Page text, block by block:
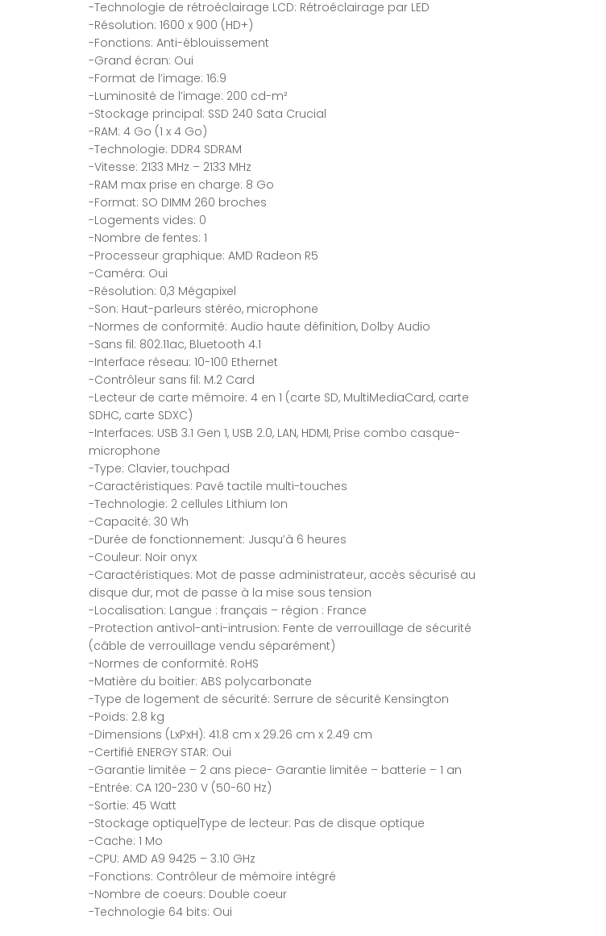
-Technologie de rétroéclairage LCD: Rétroéclairage par LED
-Résolution: 1600 x 900 (HD+)
-Fonctions: Anti-éblouissement
-Grand écran: Oui
-Format de l’image: 16:9
-Luminosité de l’image: 200 cd-m²
-Stockage principal: SSD 240 Sata Crucial
-RAM: 4 Go (1 x 4 Go)
-Technologie: DDR4 SDRAM
-Vitesse: 2133 MHz – 2133 MHz
-RAM max prise en charge: 8 Go
-Format: SO DIMM 260 broches
-Logements vides: 0
-Nombre de fentes: 1
-Processeur graphique: AMD Radeon R5
-Caméra: Oui
-Résolution: 0,3 Mégapixel
-Son: Haut-parleurs stéréo, microphone
-Normes de conformité: Audio haute définition, Dolby Audio
-Sans fil: 802.11ac, Bluetooth 4.1
-Interface réseau: 10-100 Ethernet
-Contrôleur sans fil: M.2 Card
-Lecteur de carte mémoire: 4 en 1 (carte SD, MultiMediaCard, carte
SDHC, carte SDXC)
-Interfaces: USB 3.1 Gen 1, USB 2.0, LAN, HDMI, Prise combo casque-
microphone
-Type: Clavier, touchpad
-Caractéristiques: Pavé tactile multi-touches
-Technologie: 2 cellules Lithium Ion
-Capacité: 30 Wh
-Durée de fonctionnement: Jusqu’à 6 heures
-Couleur: Noir onyx
-Caractéristiques: Mot de passe administrateur, accès sécurisé au
disque dur, mot de passe à la mise sous tension
-Localisation: Langue : français – région : France
-Protection antivol-anti-intrusion: Fente de verrouillage de sécurité
(câble de verrouillage vendu séparément)
-Normes de conformité: RoHS
-Matière du boitier: ABS polycarbonate
-Type de logement de sécurité: Serrure de sécurité Kensington
-Poids: 2.8 kg
-Dimensions (LxPxH): 41.8 cm x 29.26 cm x 2.49 cm
-Certifié ENERGY STAR: Oui
-Garantie limitée – 2 ans piece- Garantie limitée – batterie – 1 an
-Entrée: CA 120-230 V (50-60 Hz)
-Sortie: 45 Watt
-Stockage optique|Type de lecteur: Pas de disque optique
-Cache: 1 Mo
-CPU: AMD A9 9425 – 3.10 GHz
-Fonctions: Contrôleur de mémoire intégré
-Nombre de coeurs: Double coeur
-Technologie 64 bits: Oui